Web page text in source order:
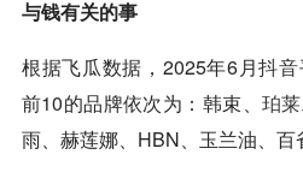
与钱有关的事
根据飞瓜数据，2025年6月抖音
前10的品牌依次为：韩束、 珀
雨、赫莲娜、HBN、玉兰油、百